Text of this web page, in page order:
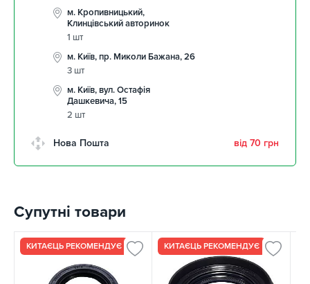
м. Кропивницький,
Клинцівський авторинок
1 шт
м. Київ, пр. Миколи Бажана, 26
3 шт
м. Київ, вул. Остафія
Дашкевича, 15
2 шт
Нова Пошта від 70 грн
Супутні товари
КИТАЄЦЬ РЕКОМЕНДУЄ КИТАЄЦЬ РЕКОМЕНДУЄ